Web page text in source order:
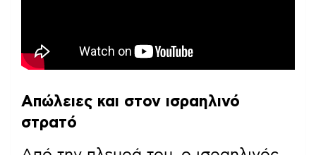
Απώλειες και στον ισραηλινό
στρατό